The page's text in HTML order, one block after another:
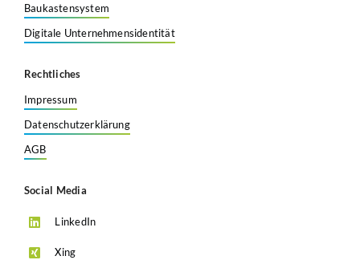
Baukastensystem
Digitale Unternehmensidentität
Rechtliches
Impressum
Datenschutzerklärung
AGB
Social Media
LinkedIn
Xing